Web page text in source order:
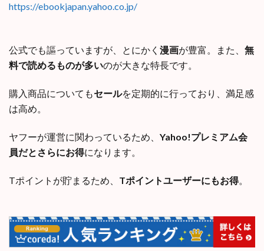
https://ebookjapan.yahoo.co.jp/
公式でも謳っていますが、とにかく 漫画が豊富。また、 無
料で読めるものが多いのが大きな特長です。
購入商品についてもセールを定期的に行っており、満足感
は高め。
ヤフーが運営に関わっているため、 Yahoo!プレミアム会
員だとさらにお得になります。
Tポイントが貯まるため、 Tポイントユーザーにもお得。